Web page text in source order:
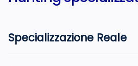
Specializzazione Reale